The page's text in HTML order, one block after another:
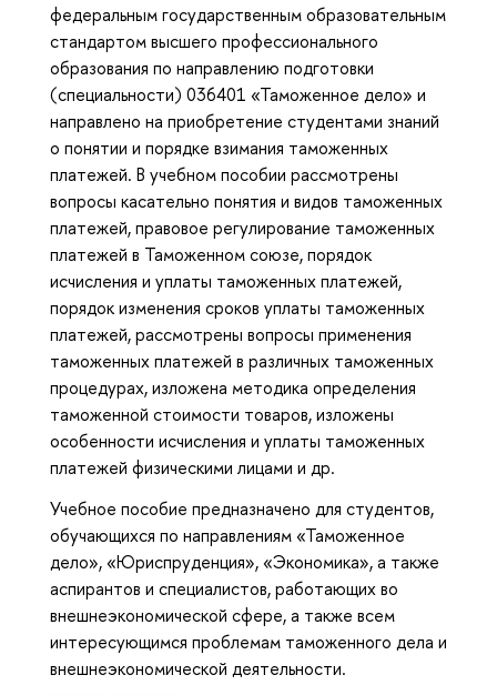
федеральным государственным образовательным
стандартом высшего профессионального
образования по направлению подготовки
(специальности) 036401 «Таможенное дело» и
направлено на приобретение студентами знаний
о понятии и порядке взимания таможенных
платежей. В учебном пособии рассмотрены
вопросы касательно понятия и видов таможенных
платежей, правовое регулирование таможенных
платежей в Таможенном союзе, порядок
исчисления и уплаты таможенных платежей,
порядок изменения сроков уплаты таможенных
платежей, рассмотрены вопросы применения
таможенных платежей в различных таможенных
процедурах, изложена методика определения
таможенной стоимости товаров, изложены
особенности исчисления и уплаты таможенных
платежей физическими лицами и др.
Учебное пособие предназначено для студентов,
обучающихся по направлениям «Таможенное
дело», «Юриспруденция», «Экономика», а также
аспирантов и специалистов, работающих во
внешнеэкономической сфере, а также всем
интересующимся проблемам таможенного дела и
внешнеэкономической деятельности.